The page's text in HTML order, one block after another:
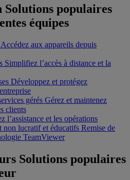
Solutions populaires
équipes
Accédez aux appareils depuis
Simplifiez l’accès à distance et la
Développez et protégez
gérés Gérez et maintenez
clients
l’assistance et les opérations
non lucratif et éducatifs Remise de
TeamViewer
Solutions populaires